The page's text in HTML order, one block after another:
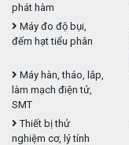
phát hàm
Máy đo độ bụi,
đếm hạt tiểu phân
Máy hàn, tháo, lắp,
làm mạch điện tử,
SMT
Thiết bị thử
nghiệm cơ, lý tính